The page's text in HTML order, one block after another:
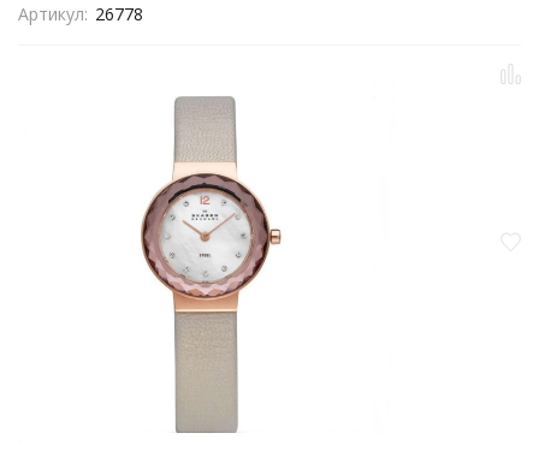
Артикул: 26778